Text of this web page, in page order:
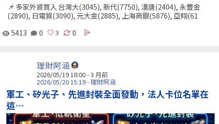
📌 多家外資買入 台灣大(3045), 新代(7750), 漢唐(2404), 永豐金
(2890), 日電貿(3090), 元大金(2885), 上海商銀(5876), 亞翔(61
5413
0 0
理財阿涵
2026/05/19 18:00 - 3 月前
2026/05/20 15:19 - 理財阿涵
軍工、矽光子、先進封裝全面發動，法人卡位名單在
這…